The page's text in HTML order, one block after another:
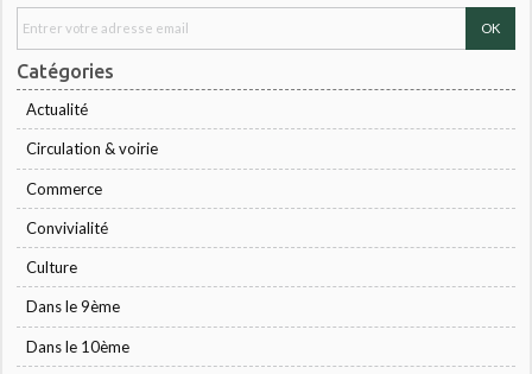
Catégories
Actualité
Circulation & voirie
Commerce
Convivialité
Culture
Dans le 9ème
Dans le 10ème